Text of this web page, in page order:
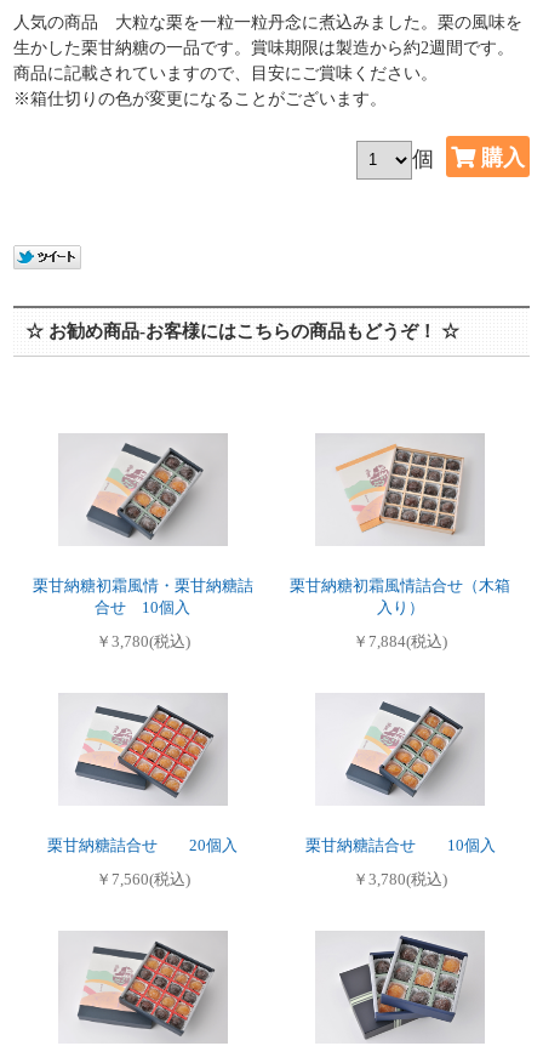
人気の商品 大粒な栗を一粒一粒丹念に煮込みました。栗の風味を
生かした栗甘納糖の一品です。賞味期限は製造から約2週間です。
商品に記載されていますので、目安にご賞味ください。
※箱仕切りの色が変更になることがございます。
個
☆ お勧め商品-お客様にはこちらの商品もどうぞ！ ☆
栗甘納糖初霜風情・栗甘納糖詰
合せ 10個入
￥3,780(税込)
栗甘納糖初霜風情詰合せ（木箱
入り）
￥7,884(税込)
栗甘納糖詰合せ 20個入
￥7,560(税込)
栗甘納糖詰合せ 10個入
￥3,780(税込)